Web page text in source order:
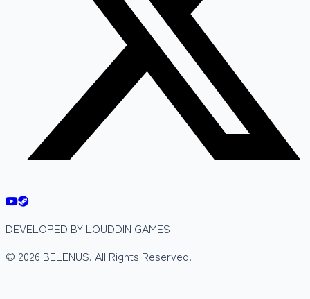
DEVELOPED BY LOUDDIN GAMES
© 2026 BELENUS. All Rights Reserved.